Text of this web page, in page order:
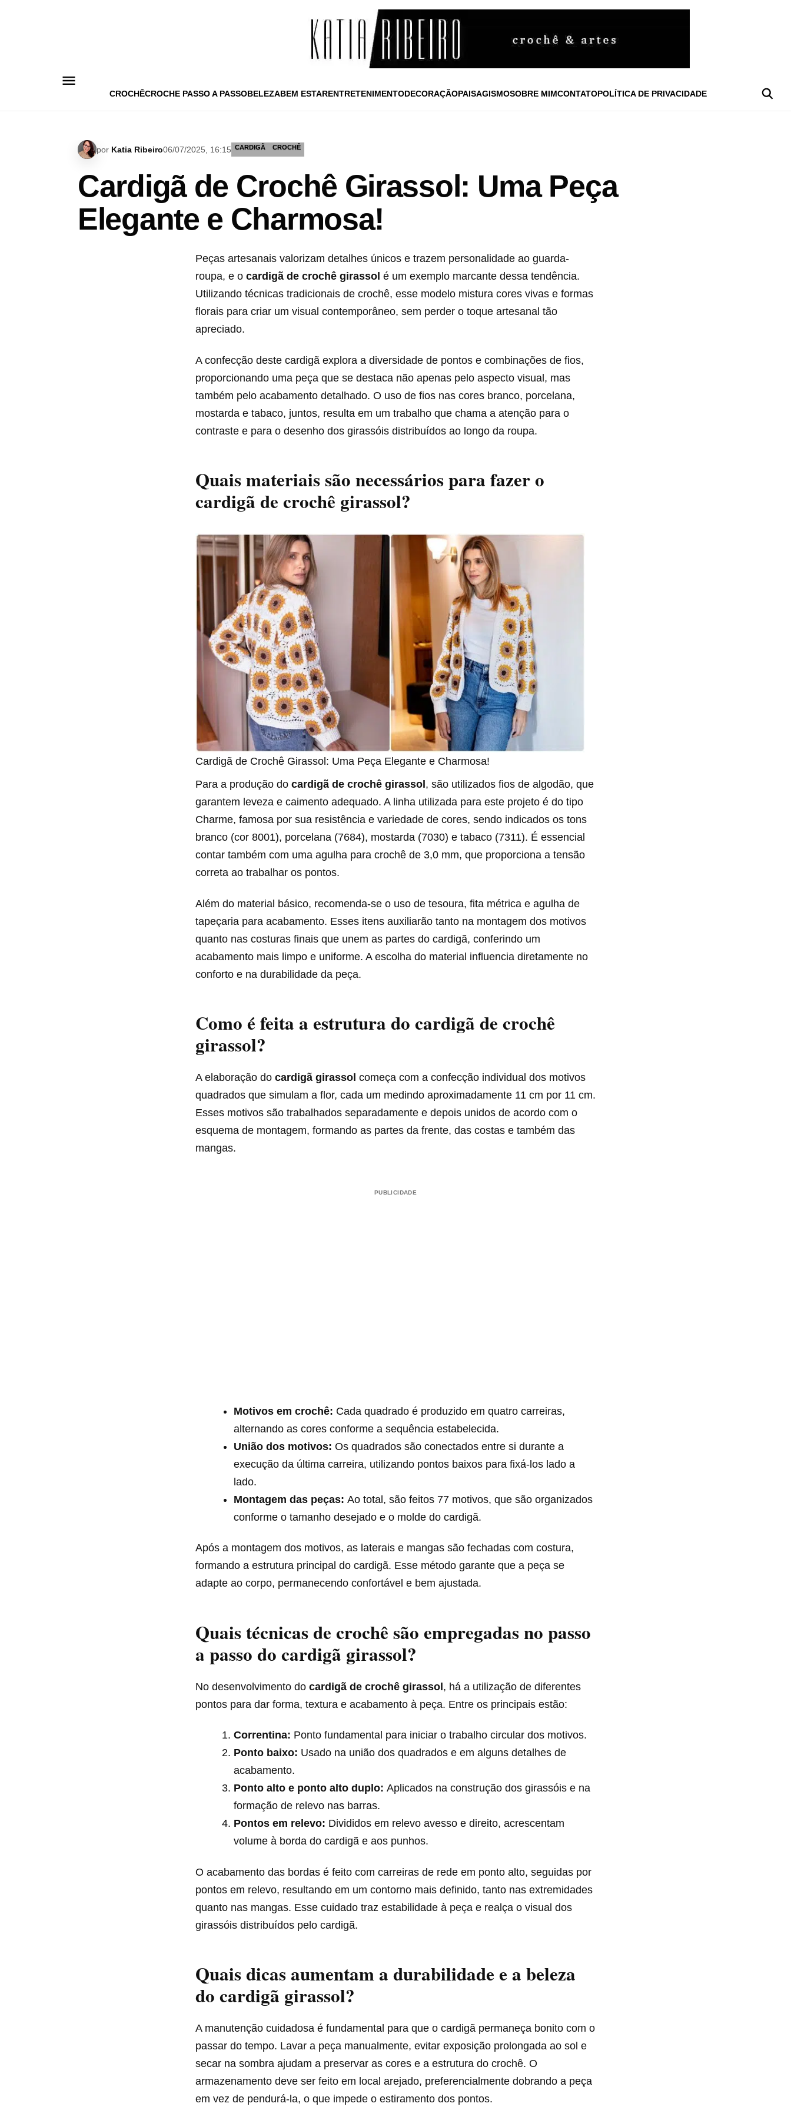
CROCHÊCROCHE PASSO A PASSOBELEZABEM ESTARENTRETENIMENTODECORAÇÃOPAISAGISMOSOBRE MIMCONTATOPOLÍTICA DE PRIVACIDADE
por Katia Ribeiro06/07/2025, 16:15 CARDIGÃ CROCHÊ
Cardigã de Crochê Girassol: Uma Peça
Elegante e Charmosa!
Peças artesanais valorizam detalhes únicos e trazem personalidade ao guarda-
roupa, e o cardigã de crochê girassol é um exemplo marcante dessa tendência.
Utilizando técnicas tradicionais de crochê, esse modelo mistura cores vivas e formas
florais para criar um visual contemporâneo, sem perder o toque artesanal tão
apreciado.
A confecção deste cardigã explora a diversidade de pontos e combinações de fios,
proporcionando uma peça que se destaca não apenas pelo aspecto visual, mas
também pelo acabamento detalhado. O uso de fios nas cores branco, porcelana,
mostarda e tabaco, juntos, resulta em um trabalho que chama a atenção para o
contraste e para o desenho dos girassóis distribuídos ao longo da roupa.
Quais materiais são necessários para fazer o
cardigã de crochê girassol?
Cardigã de Crochê Girassol: Uma Peça Elegante e Charmosa!
Para a produção do cardigã de crochê girassol , são utilizados fios de algodão, que
garantem leveza e caimento adequado. A linha utilizada para este projeto é do tipo
Charme, famosa por sua resistência e variedade de cores, sendo indicados os tons
branco (cor 8001), porcelana (7684), mostarda (7030) e tabaco (7311). É essencial
contar também com uma agulha para crochê de 3,0 mm, que proporciona a tensão
correta ao trabalhar os pontos.
Além do material básico, recomenda-se o uso de tesoura, fita métrica e agulha de
tapeçaria para acabamento. Esses itens auxiliarão tanto na montagem dos motivos
quanto nas costuras finais que unem as partes do cardigã, conferindo um
acabamento mais limpo e uniforme. A escolha do material influencia diretamente no
conforto e na durabilidade da peça.
Como é feita a estrutura do cardigã de crochê
girassol?
A elaboração do cardigã girassol começa com a confecção individual dos motivos
quadrados que simulam a flor, cada um medindo aproximadamente 11 cm por 11 cm.
Esses motivos são trabalhados separadamente e depois unidos de acordo com o
esquema de montagem, formando as partes da frente, das costas e também das
mangas.
PUBLICIDADE
Motivos em crochê: Cada quadrado é produzido em quatro carreiras,
alternando as cores conforme a sequência estabelecida.
União dos motivos: Os quadrados são conectados entre si durante a
execução da última carreira, utilizando pontos baixos para fixá-los lado a
lado.
Montagem das peças: Ao total, são feitos 77 motivos, que são organizados
conforme o tamanho desejado e o molde do cardigã.
Após a montagem dos motivos, as laterais e mangas são fechadas com costura,
formando a estrutura principal do cardigã. Esse método garante que a peça se
adapte ao corpo, permanecendo confortável e bem ajustada.
Quais técnicas de crochê são empregadas no passo
a passo do cardigã girassol?
No desenvolvimento do cardigã de crochê girassol, há a utilização de diferentes
pontos para dar forma, textura e acabamento à peça. Entre os principais estão:
Correntina: Ponto fundamental para iniciar o trabalho circular dos motivos.
Ponto baixo: Usado na união dos quadrados e em alguns detalhes de
acabamento.
Ponto alto e ponto alto duplo: Aplicados na construção dos girassóis e na
formação de relevo nas barras.
Pontos em relevo: Divididos em relevo avesso e direito, acrescentam
volume à borda do cardigã e aos punhos.
O acabamento das bordas é feito com carreiras de rede em ponto alto, seguidas por
pontos em relevo, resultando em um contorno mais definido, tanto nas extremidades
quanto nas mangas. Esse cuidado traz estabilidade à peça e realça o visual dos
girassóis distribuídos pelo cardigã.
Quais dicas aumentam a durabilidade e a beleza
do cardigã girassol?
A manutenção cuidadosa é fundamental para que o cardigã permaneça bonito com o
passar do tempo. Lavar a peça manualmente, evitar exposição prolongada ao sol e
secar na sombra ajudam a preservar as cores e a estrutura do crochê. O
armazenamento deve ser feito em local arejado, preferencialmente dobrando a peça
em vez de pendurá-la, o que impede o estiramento dos pontos.